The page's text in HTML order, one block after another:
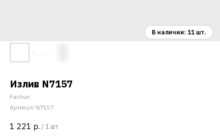
Излив N7157
Fashun
Артикул: N7157
1 221 р. / 1 шт